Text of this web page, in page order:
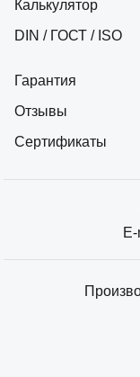
Калькулятор
DIN / ГОСТ / ISO
Гарантия
Отзывы
Сертификаты